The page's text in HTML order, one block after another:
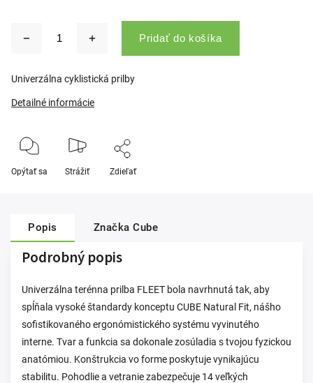
Pridať do košíka
Univerzálna cyklistická prilby
Detailné informácie
Opýtať sa Strážiť Zdieľať
Popis Značka Cube
Podrobný popis
Univerzálna terénna prilba FLEET bola navrhnutá tak, aby
spĺňala vysoké štandardy konceptu CUBE Natural Fit, nášho
sofistikovaného ergonómistického systému vyvinutého
interne. Tvar a funkcia sa dokonale zosúladia s tvojou fyzickou
anatómiou. Konštrukcia vo forme poskytuje vynikajúcu
stabilitu. Pohodlie a vetranie zabezpečuje 14 veľkých